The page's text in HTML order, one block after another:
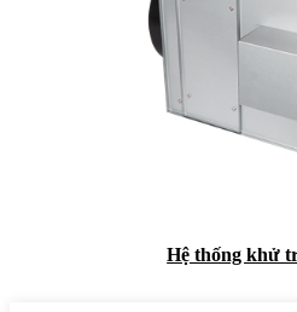
Hệ thống khử